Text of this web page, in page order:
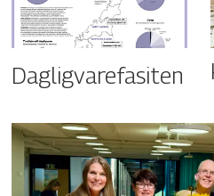
Dagligvarefasiten